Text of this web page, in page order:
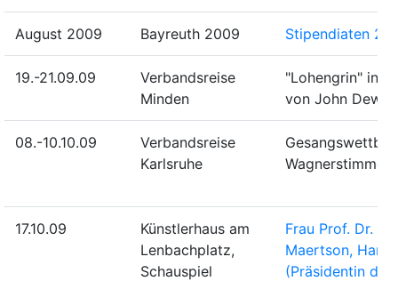
August 2009 Bayreuth 2009 Stipendiaten
19.-21.09.09
Verbandsreise
Minden
"Lohengrin" in
von John Dew
08.-10.10.09
Verbandsreise
Karlsruhe
Wagnerstimmen
17.10.09
Künstlerhaus am
Lenbachplatz,
Schauspiel
Frau Prof. Dr.
Maertson,
(Präsidentin des